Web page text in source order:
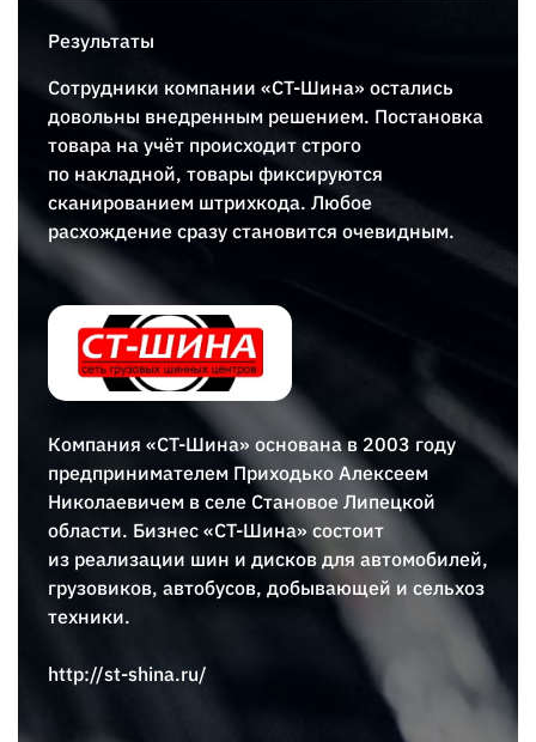
Результаты
Сотрудники компании «СТ-Шина» остались
довольны внедренным решением. Постановка
товара на учёт происходит строго
по накладной, товары фиксируются
сканированием штрихкода. Любое
расхождение сразу становится очевидным.
Компания «СТ-Шина» основана в 2003 году
предпринимателем Приходько Алексеем
Николаевичем в селе Становое Липецкой
области. Бизнес «СТ-Шина» состоит
из реализации шин и дисков для автомобилей,
грузовиков, автобусов, добывающей и сельхоз
техники.
http://st-shina.ru/